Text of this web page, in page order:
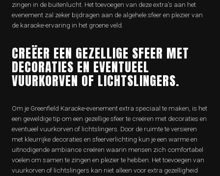
zingen in de buitenlucht. Het toevoegen van deze extra’s aan het
evenement zal zeker bijdragen aan de algehele sfeer en plezier van
de karaoke-ervaring in het groene veld.
CREËER EEN GEZELLIGE SFEER MET
DECORATIES EN EVENTUEEL
VUURKORVEN OF LICHTSLINGERS.
Om je Greenfield Karaoke-evenement extra speciaal te maken, is het
een geweldige tip om een gezellige sfeer te creëren met decoraties en
eventueel vuurkorven of lichtslingers. Door de ruimte te versieren
met kleurrijke decoraties en sfeerverlichting kun je een warme en
uitnodigende ambiance creëren waarin mensen zich comfortabel
voelen om samen te zingen en plezier te hebben. Het toevoegen van
vuurkorven of lichtslingers kan niet alleen voor extra gezelligheid